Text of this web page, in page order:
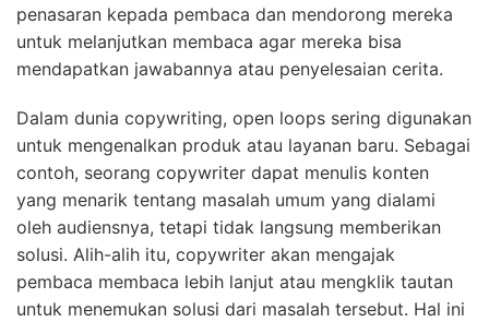
penasaran kepada pembaca dan mendorong mereka
untuk melanjutkan membaca agar mereka bisa
mendapatkan jawabannya atau penyelesaian cerita.
Dalam dunia copywriting, open loops sering digunakan
untuk mengenalkan produk atau layanan baru. Sebagai
contoh, seorang copywriter dapat menulis konten
yang menarik tentang masalah umum yang dialami
oleh audiensnya, tetapi tidak langsung memberikan
solusi. Alih-alih itu, copywriter akan mengajak
pembaca membaca lebih lanjut atau mengklik tautan
untuk menemukan solusi dari masalah tersebut. Hal ini